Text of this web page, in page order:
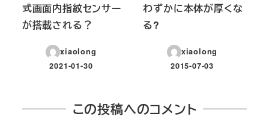
式画面内指紋センサー
が搭載される？
xiaolong
投稿日
2021-01-30
わずかに本体が厚くな
る?
xiaolong
投稿日
2015-07-03
この投稿へのコメント